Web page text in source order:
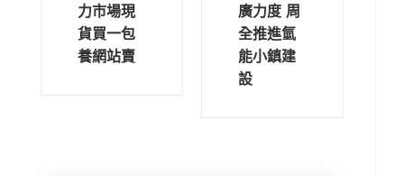
力市場現
貨買一包
養網站賣
廣力度 周
全推進氫
能小鎮建
設